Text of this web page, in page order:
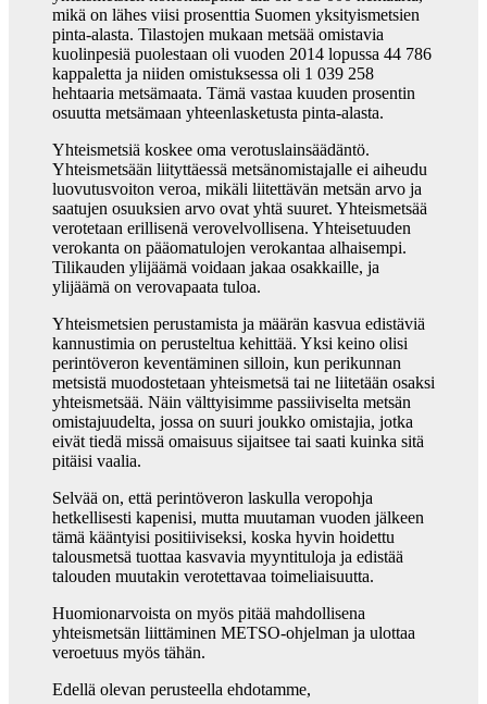
mikä on lähes viisi prosenttia Suomen yksityismetsien
pinta-alasta. Tilastojen mukaan metsää omistavia
kuolinpesiä puolestaan oli vuoden 2014 lopussa 44 786
kappaletta ja niiden omistuksessa oli 1 039 258
hehtaaria metsämaata. Tämä vastaa kuuden prosentin
osuutta metsämaan yhteenlasketusta pinta-alasta.
Yhteismetsiä koskee oma verotuslainsäädäntö.
Yhteismetsään liityttäessä metsänomistajalle ei aiheudu
luovutusvoiton veroa, mikäli liitettävän metsän arvo ja
saatujen osuuksien arvo ovat yhtä suuret. Yhteismetsää
verotetaan erillisenä verovelvollisena. Yhteisetuuden
verokanta on pääomatulojen verokantaa alhaisempi.
Tilikauden ylijäämä voidaan jakaa osakkaille, ja
ylijäämä on verovapaata tuloa.
Yhteismetsien perustamista ja määrän kasvua edistäviä
kannustimia on perusteltua kehittää. Yksi keino olisi
perintöveron keventäminen silloin, kun perikunnan
metsistä muodostetaan yhteismetsä tai ne liitetään osaksi
yhteismetsää. Näin välttyisimme passiiviselta metsän
omistajuudelta, jossa on suuri joukko omistajia, jotka
eivät tiedä missä omaisuus sijaitsee tai saati kuinka sitä
pitäisi vaalia.
Selvää on, että perintöveron laskulla veropohja
hetkellisesti kapenisi, mutta muutaman vuoden jälkeen
tämä kääntyisi positiiviseksi, koska hyvin hoidettu
talousmetsä tuottaa kasvavia myyntituloja ja edistää
talouden muutakin verotettavaa toimeliaisuutta.
Huomionarvoista on myös pitää mahdollisena
yhteismetsän liittäminen METSO-ohjelman ja ulottaa
veroetuus myös tähän.
Edellä olevan perusteella ehdotamme,